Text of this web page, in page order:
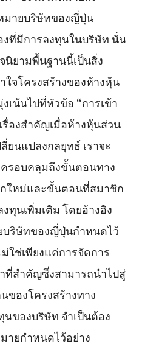
มายบริษัทของญี่ปุ่น
งที่มีการลงทุนในบริษัท นั่น
นิยามพื้นฐานนี้เป็นสิ่ง
ใจโครงสร้างของห้างหุ้น
เน้นไปที่หัวข้อ “การเข้า
รื่องสำคัญเมื่อห้างหุ้นส่วน
ยนแปลงกลยุทธ์ เราจะ
รอบคลุมถึงขั้นตอนทาง
ใหม่และขั้นตอนที่สมาชิก
ทุนเพิ่มเติม โดยอ้างอิง
ริษัทของญี่ปุ่นกำหนดไว้
ใช่เพียงแค่การจัดการ
ที่สำคัญซึ่งสามารถนำไปสู่
ของโครงสร้างทาง
ของบริษัท จำเป็นต้อง
ยกำหนดไว้อย่าง